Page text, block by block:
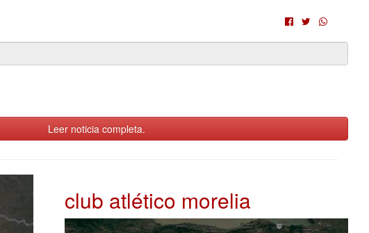
Leer noticia completa.
club atlético morelia